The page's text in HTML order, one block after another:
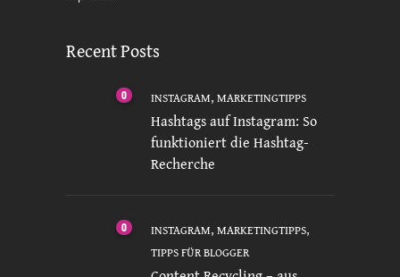
Recent Posts
0 INSTAGRAM, MARKETINGTIPPS
Hashtags auf Instagram: So
funktioniert die Hashtag-
Recherche
0 INSTAGRAM, MARKETINGTIPPS,
TIPPS FÜR BLOGGER